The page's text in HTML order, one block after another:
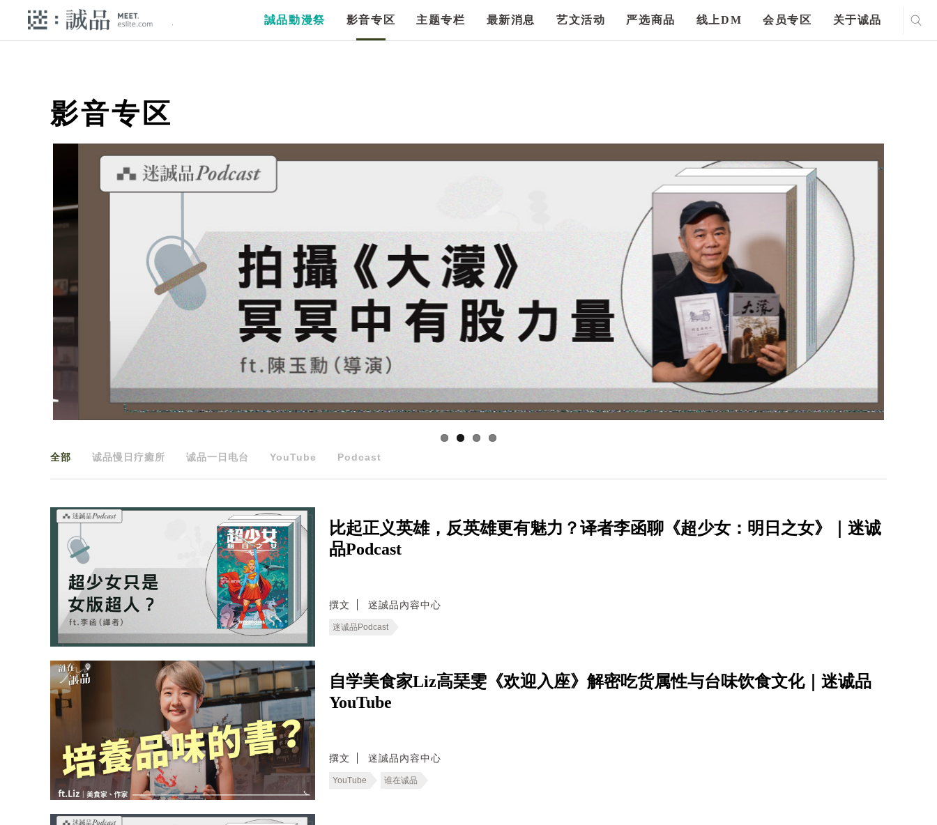
誠品動漫祭 影音专区 主题专栏 最新消息 艺文活动 严选商品 线上DM 会员专区 关于诚品
影音专区
全部 诚品慢日疗癒所 诚品一日电台 YouTube Podcast
比起正义英雄，反英雄更有魅力？译者李函聊《超少女：明日之女》｜迷诚
品Podcast
撰文 迷誠品內容中心
迷诚品Podcast
自学美食家Liz高琹雯《欢迎入座》解密吃货属性与台味饮食文化｜迷诚品
YouTube
撰文 迷誠品內容中心
YouTube 谁在诚品